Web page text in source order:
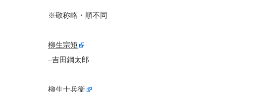
※敬称略・順不同
柳生宗矩
–吉田鋼太郎
柳生十兵衛